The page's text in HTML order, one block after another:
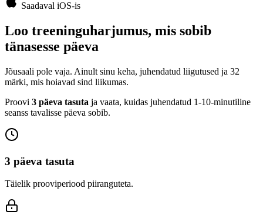
Saadaval iOS-is
Loo treeninguharjumus, mis sobib
tänasesse päeva
Jõusaali pole vaja. Ainult sinu keha, juhendatud liigutused ja 32
märki, mis hoiavad sind liikumas.
Proovi 3 päeva tasuta ja vaata, kuidas juhendatud 1-10-minutiline
seanss tavalisse päeva sobib.
3 päeva tasuta
Täielik prooviperiood piiranguteta.